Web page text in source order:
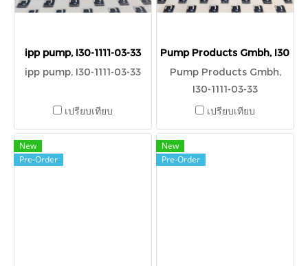
ipp pump, I30-1111-03-33
ipp pump, I30-1111-03-33
เปรียบเทียบ
Pump Products Gmbh, I30-
Pump Products Gmbh,
I30-1111-03-33
เปรียบเทียบ
New
Pre-Order
New
Pre-Order